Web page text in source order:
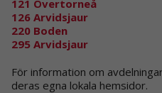
121 Övertorneå
126 Arvidsjaur
220 Boden
295 Arvidsjaur
För information om
deras egna lokala hemsidor.